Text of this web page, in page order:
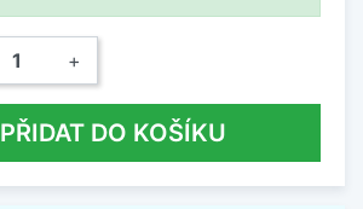
+
PŘIDAT DO KOŠÍKU